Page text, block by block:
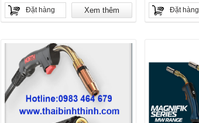
Đặt hàng Xem thêm Đặt hàng